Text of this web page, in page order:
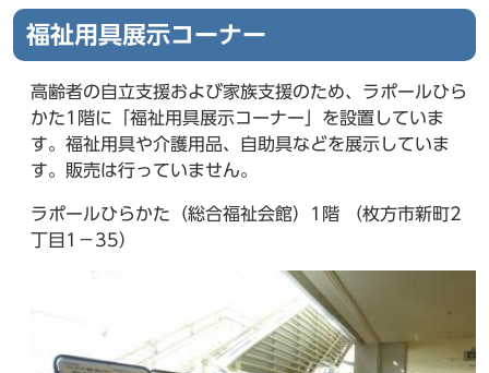
福祉用具展示コーナー
高齢者の自立支援および家族支援のため、ラポールひら
かた1階に「福祉用具展示コーナー」を設置していま
す。福祉用具や介護用品、自助具などを展示していま
す。販売は行っていません。
ラポールひらかた（総合福祉会館）1階 （枚方市新町2
丁目1－35）